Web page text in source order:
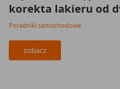
korekta lakieru od
Poradniki samochodowe
zobacz
2023-11-28